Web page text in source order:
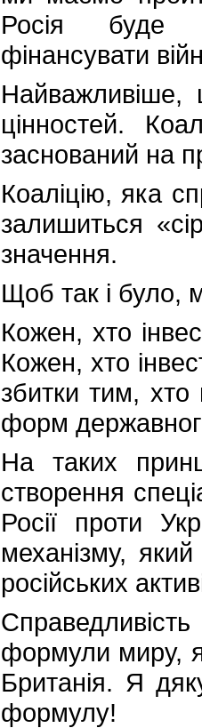
Росія буде
фінансувати
Найважливіше,
цінностей.
заснований на
Коаліцію, яка
залишиться
значення.
Щоб так і було,
Кожен, хто
Кожен, хто
збитки тим, хто
форм
На таких
створення
Росії проти
механізму,
російських
формули миру,
Британія. Я
формулу!